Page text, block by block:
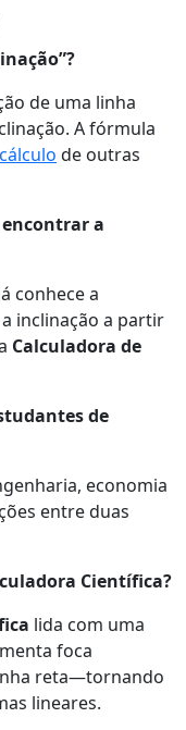
de uma linha
A fórmula
cálculo de outras
a
conhece a
inclinação a partir
Calculadora de
de
economia
entre duas
Científica?
lida com uma
foca
reta—tornando
lineares.